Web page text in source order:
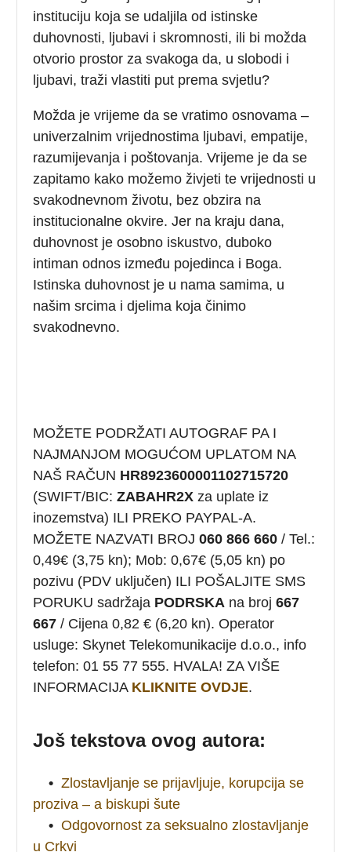
instituciju koja se udaljila od istinske
duhovnosti, ljubavi i skromnosti, ili bi možda
otvorio prostor za svakoga da, u slobodi i
ljubavi, traži vlastiti put prema svjetlu?
Možda je vrijeme da se vratimo osnovama –
univerzalnim vrijednostima ljubavi, empatije,
razumijevanja i poštovanja. Vrijeme je da se
zapitamo kako možemo živjeti te vrijednosti u
svakodnevnom životu, bez obzira na
institucionalne okvire. Jer na kraju dana,
duhovnost je osobno iskustvo, duboko
intiman odnos između pojedinca i Boga.
Istinska duhovnost je u nama samima, u
našim srcima i djelima koja činimo
svakodnevno.
MOŽETE PODRŽATI AUTOGRAF PA I
NAJMANJOM MOGUĆOM UPLATOM NA
NAŠ RAČUN HR8923600001102715720
(SWIFT/BIC: ZABAHR2Xza uplate iz
inozemstva) ILI PREKO PAYPAL-A.
MOŽETE NAZVATI BROJ060 866 660 / Tel.:
0,49€ (3,75 kn); Mob: 0,67€ (5,05 kn) po
pozivu (PDV uključen) ILI POŠALJITE SMS
PORUKU sadržaja PODRSKA na broj667
667 / Cijena 0,82 € (6,20 kn). Operator
usluge: Skynet Telekomunikacije d.o.o., info
telefon: 01 55 77 555. HVALA! ZA VIŠE
INFORMACIJA KLIKNITE OVDJE.
Još tekstova ovog autora:
• Zlostavljanje se prijavljuje, korupcija se
proziva – a biskupi šute
• Odgovornost za seksualno zlostavljanje
u Crkvi